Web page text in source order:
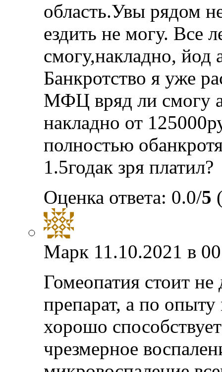
область.Увы рядом
ездить не могу. Все
смогу,накладно,
Банкротство я уже
МФЦ вряд ли смогу
накладно от
полностью
1.5годак зря платил?
Оценка ответа: 0.0/5
Марк 11.10.2021 в
Гомеопатия стоит
препарат, а по опыту
хорошо
чрезмерное